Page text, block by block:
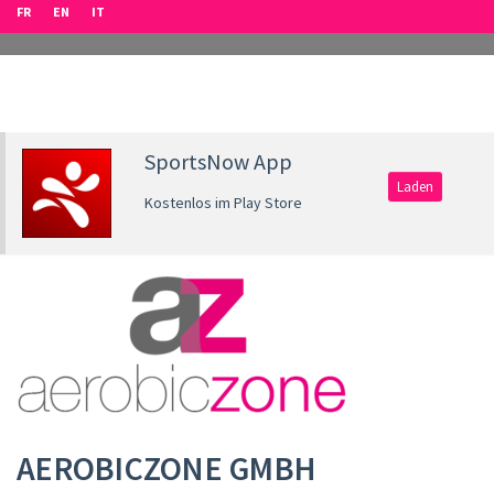
FR EN IT
SportsNow App
Kostenlos im Play Store
Laden
AEROBICZONE GMBH